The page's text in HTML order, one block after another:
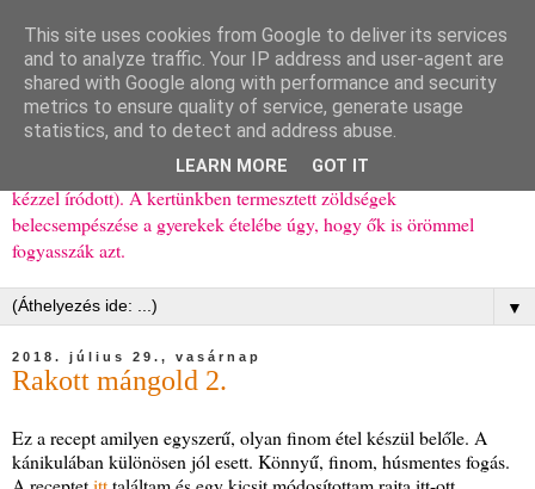
Ízőrző
Kisgyerekes család kipróbált, többnyire egészséges ételeket
bemutató receptjei a mindennapokra (mert a papírfecniket folyton
elhagyom) és gyerekeimnek ajándékba (mint régen, csak ez nem
kézzel íródott). A kertünkben termesztett zöldségek
belecsempészése a gyerekek ételébe úgy, hogy ők is örömmel
fogyasszák azt.
▼
2018. július 29., vasárnap
Rakott mángold 2.
Ez a recept amilyen egyszerű, olyan finom étel készül belőle. A
kánikulában különösen jól esett. Könnyű, finom, húsmentes fogás.
This site uses cookies from Google to deliver its services
and to analyze traffic. Your IP address and user-agent are
shared with Google along with performance and security
metrics to ensure quality of service, generate usage
statistics, and to detect and address abuse.
LEARN MORE GOT IT